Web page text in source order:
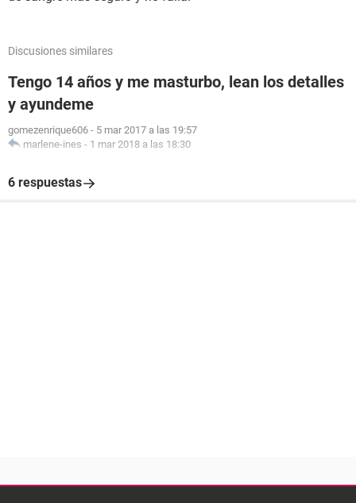
Discusiones similares
Tengo 14 años y me masturbo, lean los detalles
y ayundeme
gomezenrique606 - 5 mar 2017 a las 19:57
marlene-ines - 1 mar 2018 a las 18:30
6 respuestas